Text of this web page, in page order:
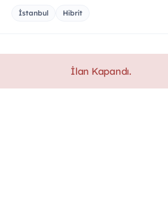
İstanbul Hibrit
İlan Kapandı.